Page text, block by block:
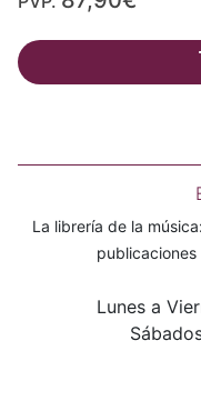
La librería de la
publicaciones
Lunes a